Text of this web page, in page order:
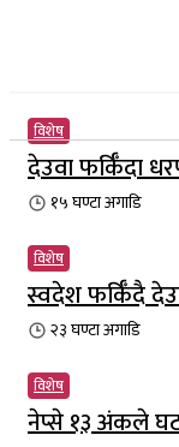
विशेष
देउवा फर्किँदा
१५ घण्टाअगाडि
विशेष
स्वदेश फर्किँदै
२३ घण्टाअगाडि
विशेष
नेप्से १३ अंकले